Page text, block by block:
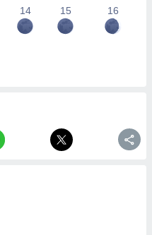
14 15 16